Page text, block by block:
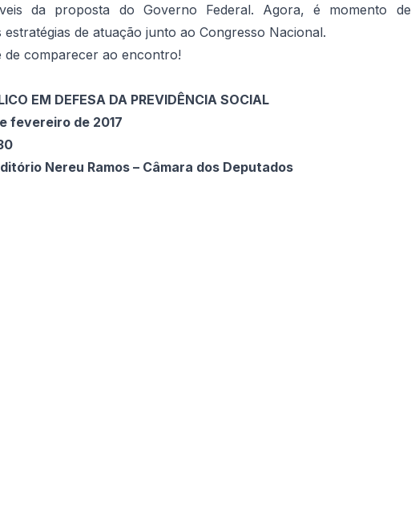
da proposta do Governo Federal. Agora, é momento de
estratégias de atuação junto ao Congresso Nacional.
de comparecer ao encontro!
EM DEFESA DA PREVIDÊNCIA SOCIAL
fevereiro de 2017
Nereu Ramos – Câmara dos Deputados